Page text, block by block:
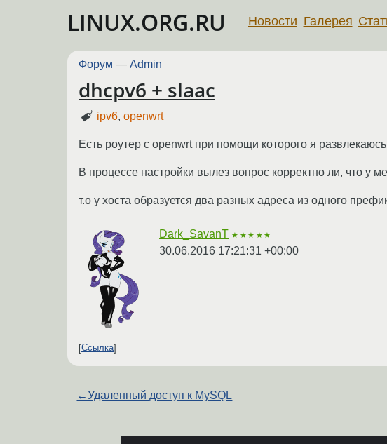
LINUX.ORG.RU Новости Галерея
Форум — Admin
dhcpv6 + slaac
ipv6,openwrt
Есть роутер с openwrt при помощи которого я
В процессе настройки вылез вопрос корректно ли, что у
т.о у хоста образуется два разных адреса из одного
Dark_SavanT ★★★★★
30.06.2016 17:21:31 +00:00
Ссылка
←Удаленный доступ к MySQL